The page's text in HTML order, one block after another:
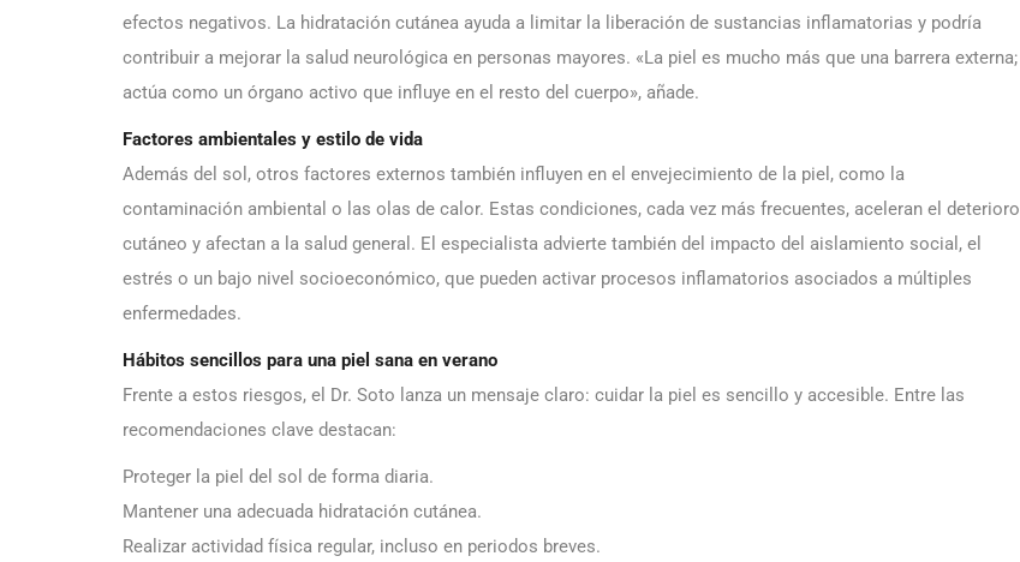
efectos negativos. La hidratación cutánea ayuda a limitar la liberación de sustancias inflamatorias y podría
contribuir a mejorar la salud neurológica en personas mayores. «La piel es mucho más que una barrera externa;
actúa como un órgano activo que influye en el resto del cuerpo», añade.
Factores ambientales y estilo de vida
Además del sol, otros factores externos también influyen en el envejecimiento de la piel, como la
contaminación ambiental o las olas de calor. Estas condiciones, cada vez más frecuentes, aceleran el deterioro
cutáneo y afectan a la salud general. El especialista advierte también del impacto del aislamiento social, el
estrés o un bajo nivel socioeconómico, que pueden activar procesos inflamatorios asociados a múltiples
enfermedades.
Hábitos sencillos para una piel sana en verano
Frente a estos riesgos, el Dr. Soto lanza un mensaje claro: cuidar la piel es sencillo y accesible. Entre las
recomendaciones clave destacan:
Proteger la piel del sol de forma diaria.
Mantener una adecuada hidratación cutánea.
Realizar actividad física regular, incluso en periodos breves.